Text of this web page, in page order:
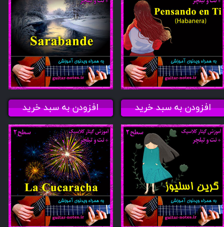
افزودن به سبد خرید افزودن به سبد خرید